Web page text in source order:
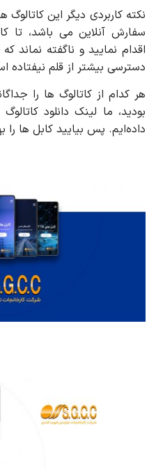
نکته کاربردی دیگر این
سفارش آنلاین می باشد، تا
اقدام نمایید و ناگفته نماند
دسترسی بیشتر از قلم نیفتاده
هر کدام از کاتالوگ ها را
بودید، ما لینک دانلود
داده‌ایم. پس بیایید کابل ها را